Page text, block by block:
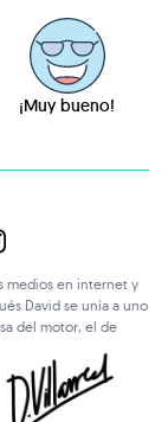
¡Muy bueno!
medios en internet y
David se unía a uno
del motor, el de